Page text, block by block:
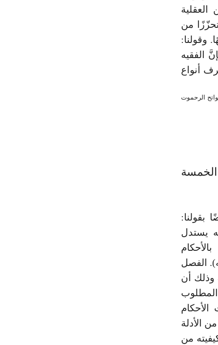
العقلية
من
وقولنا:
الفقيه
أنواع
3/ 320. (¬2) انظر المستصفى للغزالي 1/ 5، والأحكام للآمدي 1/ 8، وفواتح الرحموت
بقولنا:
يستدل
الفصل
وذلك أن
المطلوب
الأدلة
من